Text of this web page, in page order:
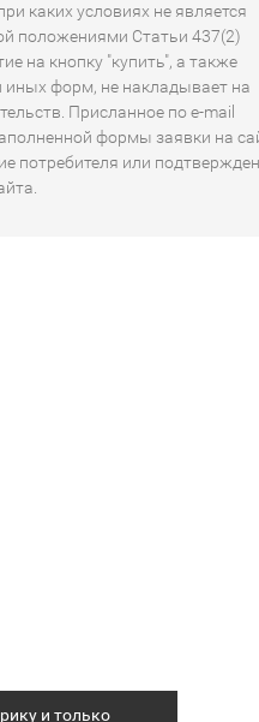
и только
каких условиях не является
положениями Статьи 437(2)
на кнопку "купить", а также
иных форм, не накладывает на
Присланное по e-mail
формы заявки на
потребителя или